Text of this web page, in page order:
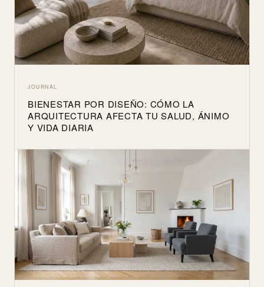
JOURNAL
BIENESTAR POR DISEÑO: CÓMO LA
ARQUITECTURA AFECTA TU SALUD, ÁNIMO
Y VIDA DIARIA